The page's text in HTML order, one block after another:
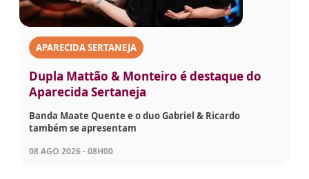
APARECIDA SERTANEJA
Dupla Mattão & Monteiro é destaque do
Aparecida Sertaneja
Banda Maate Quente e o duo Gabriel & Ricardo
também se apresentam
08 AGO 2026 - 08H00